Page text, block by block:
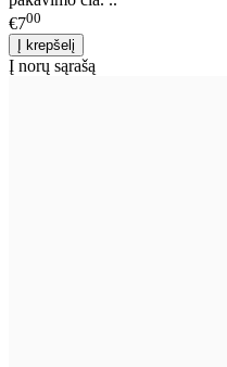
€700
Į norų sąrašą